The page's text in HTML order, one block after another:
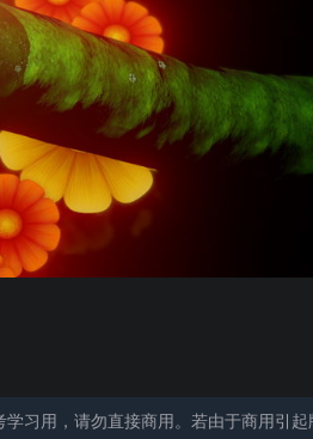
习用，请勿直接商用。若由于商用引